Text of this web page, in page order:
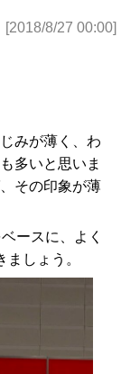
[2018/8/27 00:00]
みが薄く、わ
多いと思いま
その印象が薄
ースに、よく
しょう。